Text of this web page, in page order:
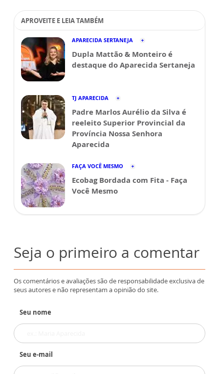
APROVEITE E LEIA TAMBÉM
APARECIDA SERTANEJA
Dupla Mattão & Monteiro é
destaque do Aparecida Sertaneja
TJ APARECIDA
Padre Marlos Aurélio da Silva é
reeleito Superior Provincial da
Província Nossa Senhora
Aparecida
FAÇA VOCÊ MESMO
Ecobag Bordada com Fita - Faça
Você Mesmo
Seja o primeiro a comentar
Os comentários e avaliações são de responsabilidade exclusiva de
seus autores e não representam a opinião do site.
Seu nome
Seu e-mail